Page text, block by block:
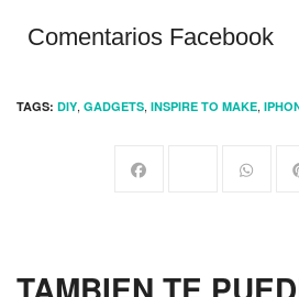
Comentarios Facebook
TAGS: DIY, GADGETS, INSPIRE TO MAKE,